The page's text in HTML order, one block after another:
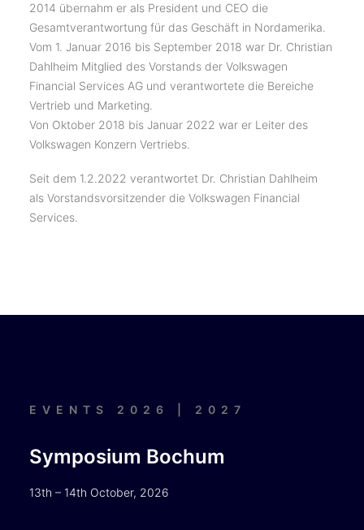
2014 übernahm er als President und CEO die
Gesamtverantwortung für das Geschäft in Nordamerika.
Vom 1. Januar 2016 bis September 2018 war Dr. Christian
Dahlheim Mitglied des Vorstands der Volkswagen
Financial Services AG und verantwortete die Bereiche
Vertrieb und Marketing.
Von Oktober 2018 bis Januar 2022 war er Leiter des
Volkswagen Konzern Vertriebs.
Seit dem 1.2.2022 verantwortet Dr. Christian Dahlheim
als Vorstandsvorsitzender die Volkswagen Financial
Services.
EVENTS 2026 | 2027
Symposium Bochum
13th – 14th October, 2026